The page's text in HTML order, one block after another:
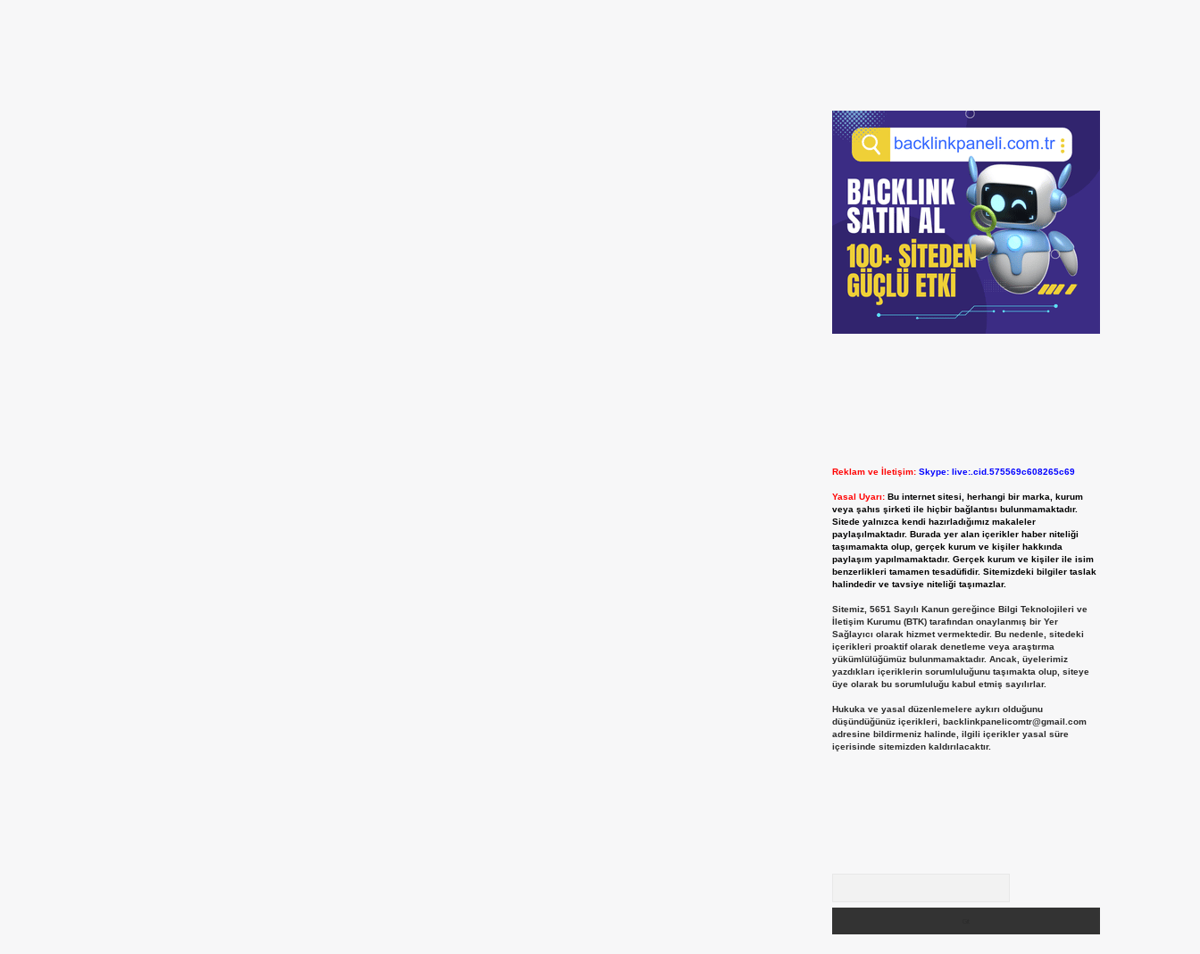
Reklam ve İletişim: Skype: live:.cid.575569c608265c69
Yasal Uyarı: Bu internet sitesi, herhangi bir marka, kurum
veya şahıs şirketi ile hiçbir bağlantısı bulunmamaktadır.
Sitede yalnızca kendi hazırladığımız makaleler
paylaşılmaktadır. Burada yer alan içerikler haber niteliği
taşımamakta olup, gerçek kurum ve kişiler hakkında
paylaşım yapılmamaktadır. Gerçek kurum ve kişiler ile isim
benzerlikleri tamamen tesadüfidir. Sitemizdeki bilgiler taslak
halindedir ve tavsiye niteliği taşımazlar.
Sitemiz, 5651 Sayılı Kanun gereğince Bilgi Teknolojileri ve
İletişim Kurumu (BTK) tarafından onaylanmış bir Yer
Sağlayıcı olarak hizmet vermektedir. Bu nedenle, sitedeki
içerikleri proaktif olarak denetleme veya araştırma
yükümlülüğümüz bulunmamaktadır. Ancak, üyelerimiz
yazdıkları içeriklerin sorumluluğunu taşımakta olup, siteye
üye olarak bu sorumluluğu kabul etmiş sayılırlar.
Hukuka ve yasal düzenlemelere aykırı olduğunu
düşündüğünüz içerikleri, backlinkpanelicomtr@gmail.com
adresine bildirmeniz halinde, ilgili içerikler yasal süre
içerisinde sitemizden kaldırılacaktır.